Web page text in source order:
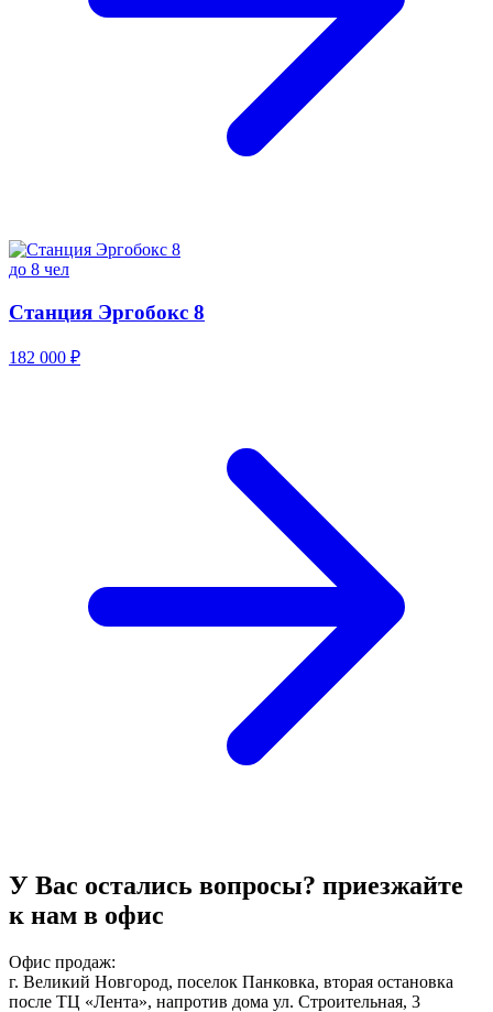
до 8 чел
Станция Эргобокс 8
182 000 ₽
У Вас остались вопросы? приезжайте
к нам в офис
Офис продаж:
г. Великий Новгород, поселок Панковка, вторая остановка
после ТЦ «Лента», напротив дома ул. Строительная, 3